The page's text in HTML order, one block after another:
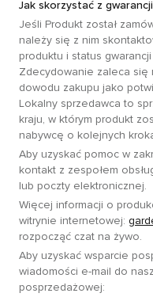
Jak skorzystać z
Jeśli Produkt został
należy się z nim
produktu i status
Zdecydowanie zaleca
dowodu zakupu jako
Lokalny sprzedawca to
kraju, w którym produkt
nabywcę o kolejnych
Aby uzyskać pomoc w
kontakt z zespołem
lub poczty elektronicznej.
Więcej informacji o
witrynie internetowej:
rozpocząć czat na żywo.
Aby uzyskać wsparcie
wiadomości e-mail do
posprzedażowej: